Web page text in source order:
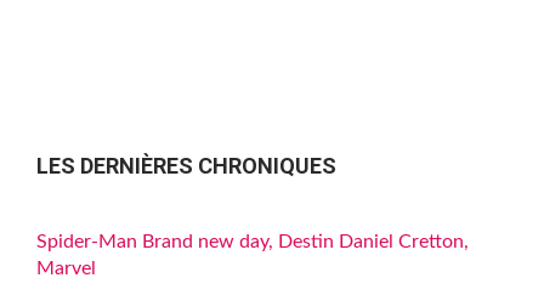
LES DERNIÈRES CHRONIQUES
Spider-Man Brand new day, Destin Daniel Cretton,
Marvel